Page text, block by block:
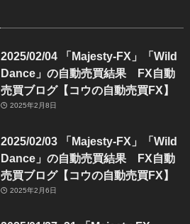
2025/02/04 「Majesty-FX」「Wild
Dance」の自動売買結果 FX自動
売買ブログ【コウの自動売買FX】
2025年2月8日
2025/02/03 「Majesty-FX」「Wild
Dance」の自動売買結果 FX自動
売買ブログ【コウの自動売買FX】
2025年2月6日